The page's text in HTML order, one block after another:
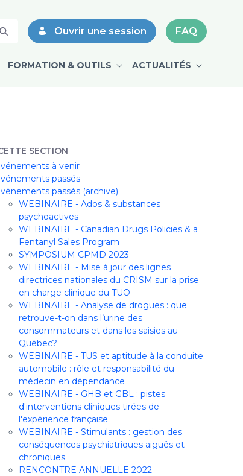
Ouvrir une session FAQ
FORMATION & OUTILS ACTUALITÉS
SECTION
à venir
passés
passés (archive)
WEBINAIRE - Ados & substances
psychoactives
WEBINAIRE - Canadian Drugs Policies & a
Fentanyl Sales Program
SYMPOSIUM CPMD 2023
WEBINAIRE - Mise à jour des lignes
directrices nationales du CRISM sur la prise
en charge clinique du TUO
WEBINAIRE - Analyse de drogues : que
retrouve-t-on dans l’urine des
consommateurs et dans les saisies au
Québec?
WEBINAIRE - TUS et aptitude à la conduite
automobile : rôle et responsabilité du
médecin en dépendance
WEBINAIRE - GHB et GBL : pistes
d'interventions cliniques tirées de
l'expérience française
WEBINAIRE - Stimulants : gestion des
conséquences psychiatriques aiguës et
chroniques
RENCONTRE ANNUELLE 2022